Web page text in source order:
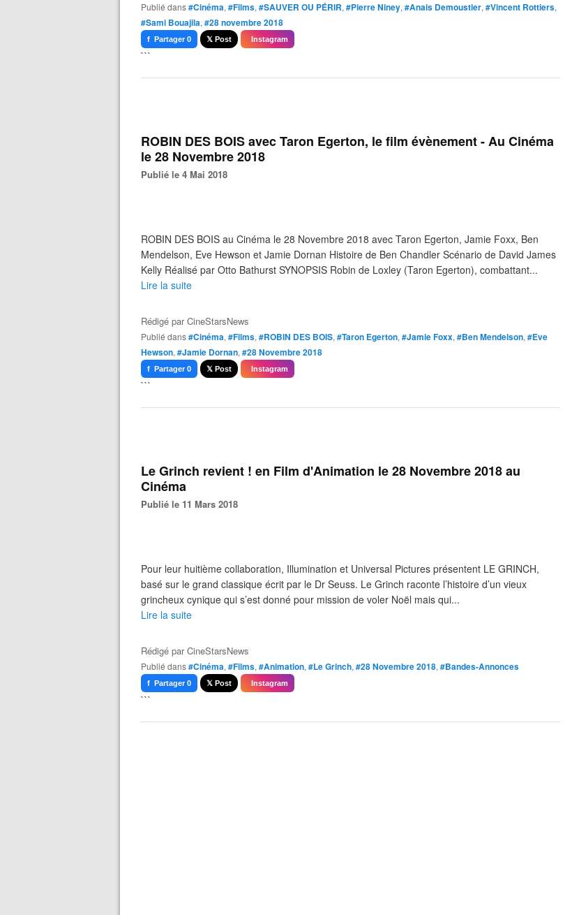
Publié dans#Cinéma, #Films, #SAUVER OU PÉRIR, #Pierre Niney, #Anais Demoustier, #Vincent Rottiers,
#Sami Bouajila, #28 novembre 2018
f Partager 0 𝕏 Post Instagram
```
ROBIN DES BOIS avec Taron Egerton, le film évènement - Au Cinéma
le 28 Novembre 2018
Publié le 4 Mai 2018
ROBIN DES BOIS au Cinéma le 28 Novembre 2018 avec Taron Egerton, Jamie Foxx, Ben
Mendelson, Eve Hewson et Jamie Dornan Histoire de Ben Chandler Scénario de David James
Kelly Réalisé par Otto Bathurst SYNOPSIS Robin de Loxley (Taron Egerton), combattant...
Lire la suite
Rédigé parCineStarsNews
Publié dans#Cinéma, #Films, #ROBIN DES BOIS, #Taron Egerton, #Jamie Foxx, #Ben Mendelson, #Eve
Hewson, #Jamie Dornan, #28 Novembre 2018
f Partager 0 𝕏 Post Instagram
```
Le Grinch revient ! en Film d'Animation le 28 Novembre 2018 au
Cinéma
Publié le 11 Mars 2018
Pour leur huitième collaboration, Illumination et Universal Pictures présentent LE GRINCH,
basé sur le grand classique écrit par le Dr Seuss. Le Grinch raconte l’histoire d’un vieux
grincheux cynique qui s’est donné pour mission de voler Noël mais qui...
Lire la suite
Rédigé parCineStarsNews
Publié dans#Cinéma, #Films, #Animation, #Le Grinch, #28 Novembre 2018, #Bandes-Annonces
f Partager 0 𝕏 Post Instagram
```